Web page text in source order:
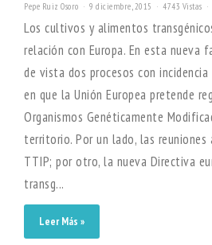
Pepe Ruiz Osoro 9 diciembre, 2015 4743 Vistas
Los cultivos y alimentos
relación con Europa. En esta nueva
de vista dos procesos con
en que la Unión Europea pretende
Organismos Genéticamente
territorio. Por un lado, las reuniones
TTIP; por otro, la nueva Directiva
transg...
Leer Más »